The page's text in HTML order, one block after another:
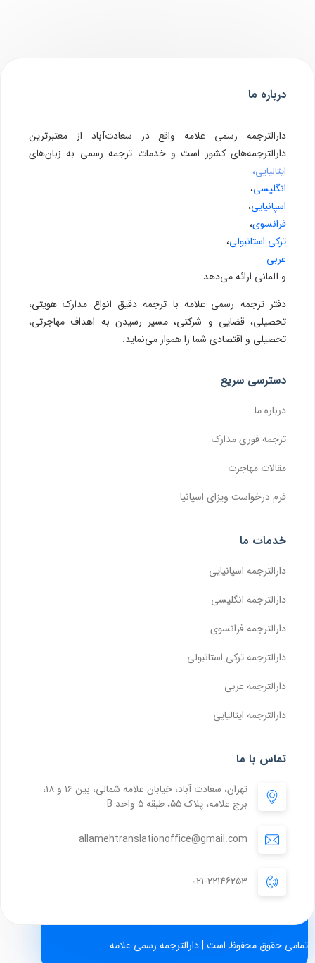
درباره ما
دارالترجمه رسمی علامه واقع در سعادت‌آباد از معتبرترین
دارالترجمه‌های کشور است و خدمات ترجمه رسمی به زبان‌های
ایتالیایی،
انگلیسی،
اسپانیایی،
فرانسوی،
ترکی استانبولی،
عربی
و آلمانی ارائه می‌دهد.
دفتر ترجمه رسمی علامه با ترجمه دقیق انواع مدارک هویتی،
تحصیلی، قضایی و شرکتی، مسیر رسیدن به اهداف مهاجرتی،
تحصیلی و اقتصادی شما را هموار می‌نماید.
دسترسی سریع
درباره ما
ترجمه فوری مدارک
مقالات مهاجرت
فرم درخواست ویزای اسپانیا
خدمات ما
دارالترجمه اسپانیایی
دارالترجمه انگلیسی
دارالترجمه فرانسوی
دارالترجمه ترکی استانبولی
دارالترجمه عربی
دارالترجمه ایتالیایی
تماس با ما
تهران، سعادت آباد، خیابان علامه شمالی، بین ۱۶ و ۱۸،
برج علامه، پلاک ۵۵، طبقه ۵ واحد B
allamehtranslationoffice@gmail.com
021-22146253
تمامی حقوق محفوظ است | دارالترجمه رسمی علامه